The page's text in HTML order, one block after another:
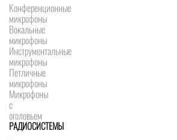
Конференционные
микрофоны
Вокальные
микрофоны
Инструментальные
микрофоны
Петличные
микрофоны
Микрофоны
с
оголовьем
РАДИОСИСТЕМЫ